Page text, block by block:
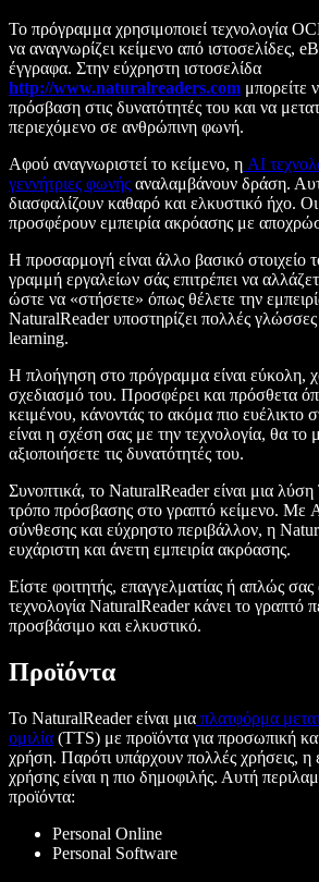
Το πρόγραμμα χρησιμοποιεί τεχνολογία
να αναγνωρίζει κείμενο από ιστοσελίδες,
έγγραφα. Στην εύχρηστη ιστοσελίδα
http://www.naturalreaders.com μπορείτε
πρόσβαση στις δυνατότητές του και να
περιεχόμενο σε ανθρώπινη φωνή.
Αφού αναγνωριστεί το κείμενο, η AI
γεννήτριες φωνής αναλαμβάνουν δράση.
διασφαλίζουν καθαρό και ελκυστικό ήχο.
προσφέρουν εμπειρία ακρόασης με
Η προσαρμογή είναι άλλο βασικό στοιχείο
γραμμή εργαλείων σάς επιτρέπει να
ώστε να «στήσετε» όπως θέλετε την
NaturalReader υποστηρίζει πολλές γλώσσες
learning.
Η πλοήγηση στο πρόγραμμα είναι εύκολη,
σχεδιασμό του. Προσφέρει και πρόσθετα
κειμένου, κάνοντάς το ακόμα πιο ευέλικτο
είναι η σχέση σας με την τεχνολογία, θα το
αξιοποιήσετε τις δυνατότητές του.
Συνοπτικά, το NaturalReader είναι μια
τρόπο πρόσβασης στο γραπτό κείμενο. Με
σύνθεσης και εύχρηστο περιβάλλον, η
ευχάριστη και άνετη εμπειρία ακρόασης.
Είστε φοιτητής, επαγγελματίας ή απλώς
τεχνολογία NaturalReader κάνει το γραπτό
προσβάσιμο και ελκυστικό.
Προϊόντα
Το NaturalReader είναι μια πλατφόρμα
ομιλία (TTS) με προϊόντα για προσωπική
χρήση. Παρότι υπάρχουν πολλές χρήσεις,
χρήσης είναι η πιο δημοφιλής. Αυτή
προϊόντα:
Personal Online
Personal Software